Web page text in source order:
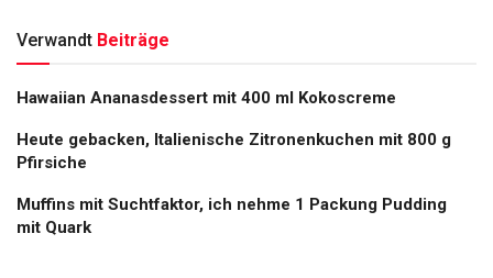
Verwandt Beiträge
Hawaiian Ananasdessert mit 400 ml Kokoscreme
Heute gebacken, Italienische Zitronenkuchen mit 800 g
Pfirsiche
Muffins mit Suchtfaktor, ich nehme 1 Packung Pudding
mit Quark